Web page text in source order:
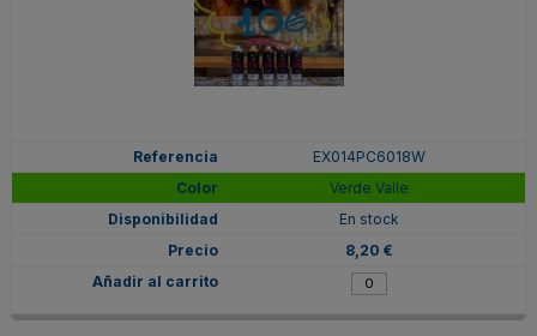
EX014PC6018W
Verde Valle
En stock
8,20 €